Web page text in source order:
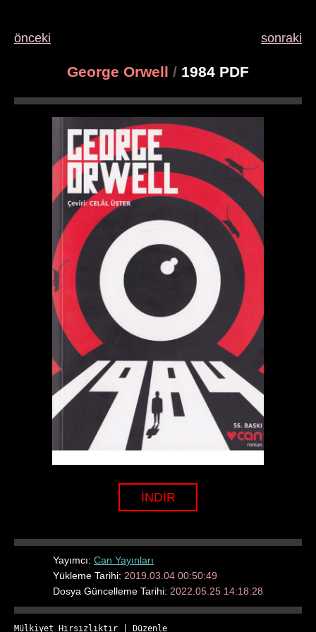
önceki sonraki
George Orwell / 1984 PDF
İNDİR
Yayımcı: Can Yayınları
Yükleme Tarihi: 2019.03.04 00:50:49
Dosya Güncelleme Tarihi: 2022.05.25 14:18:28
Mülkiyet Hırsızlıktır Düzenle